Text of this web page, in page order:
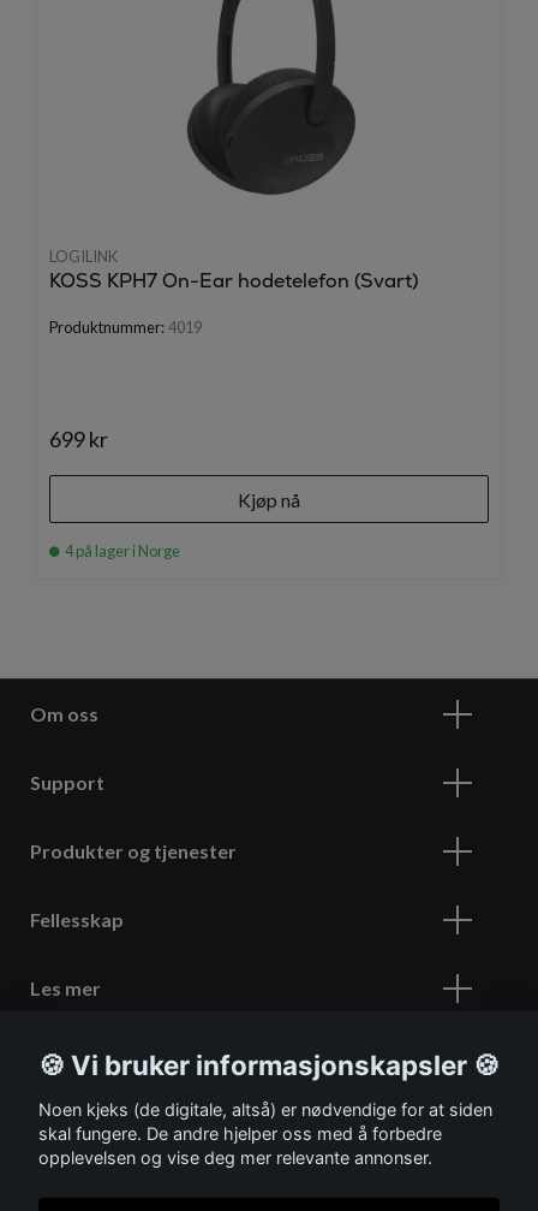
LOGILINK
KOSS KPH7 On-Ear hodetelefon (Svart)
Produktnummer:4019
699 kr
Kjøp nå
4 på lager i Norge
Om oss
Support
Produkter og tjenester
Fellesskap
Les mer
Meld deg på vårt nyhetsbrev
🍪 Vi bruker informasjonskapsler 🍪
Noen kjeks (de digitale, altså) er nødvendige for at siden
skal fungere. De andre hjelper oss med å forbedre
opplevelsen og vise deg mer relevante annonser.